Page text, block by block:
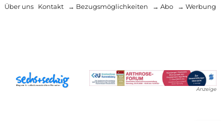
Über uns Kontakt → Bezugsmöglichkeiten → Abo → Werbung
Anzeige